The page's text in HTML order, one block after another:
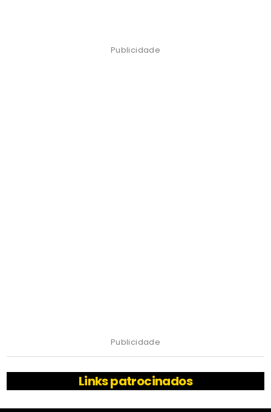
Publicidade
Publicidade
Links patrocinados